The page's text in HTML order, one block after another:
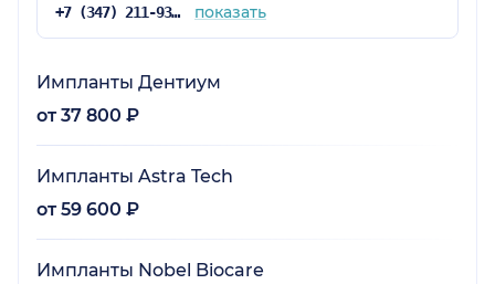
+7 (347) 211-93-78 показать
Импланты Дентиум
от 37 800 ₽
Импланты Astra Tech
от 59 600 ₽
Импланты Nobel Biocare